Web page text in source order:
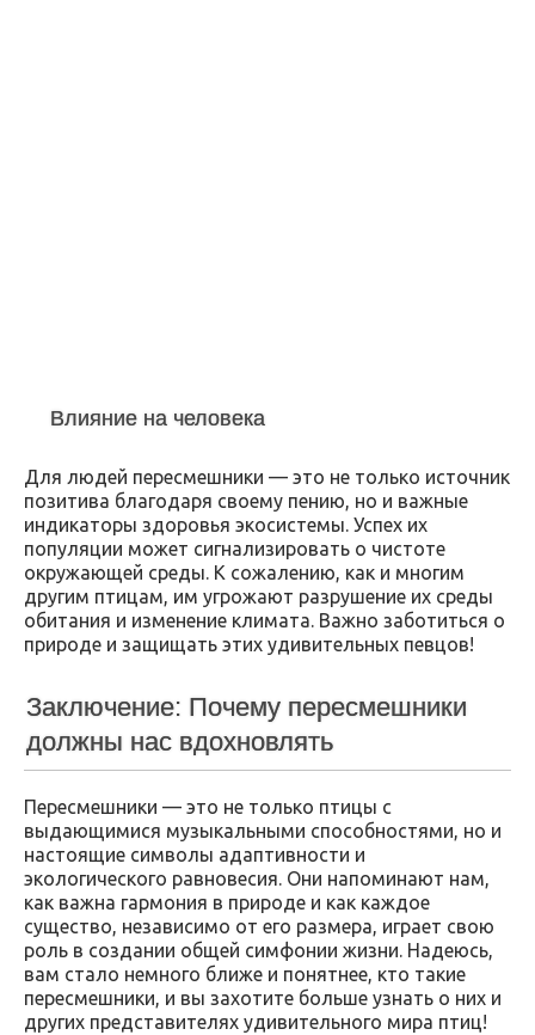
Влияние на человека
Для людей пересмешники — это не только источник
позитива благодаря своему пению, но и важные
индикаторы здоровья экосистемы. Успех их
популяции может сигнализировать о чистоте
окружающей среды. К сожалению, как и многим
другим птицам, им угрожают разрушение их среды
обитания и изменение климата. Важно заботиться о
природе и защищать этих удивительных певцов!
Заключение: Почему пересмешники
должны нас вдохновлять
Пересмешники — это не только птицы с
выдающимися музыкальными способностями, но и
настоящие символы адаптивности и
экологического равновесия. Они напоминают нам,
как важна гармония в природе и как каждое
существо, независимо от его размера, играет свою
роль в создании общей симфонии жизни. Надеюсь,
вам стало немного ближе и понятнее, кто такие
пересмешники, и вы захотите больше узнать о них и
других представителях удивительного мира птиц!